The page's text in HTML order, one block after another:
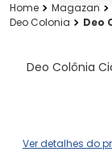
Magazan
Deo Colonia
Deo
Deo Colônia
Ver detalhes do